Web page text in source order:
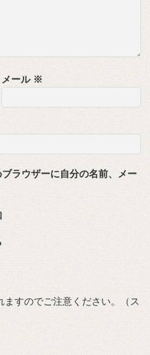
メール ※
ラウザーに自分の名前、メー
すのでご注意ください。（ス